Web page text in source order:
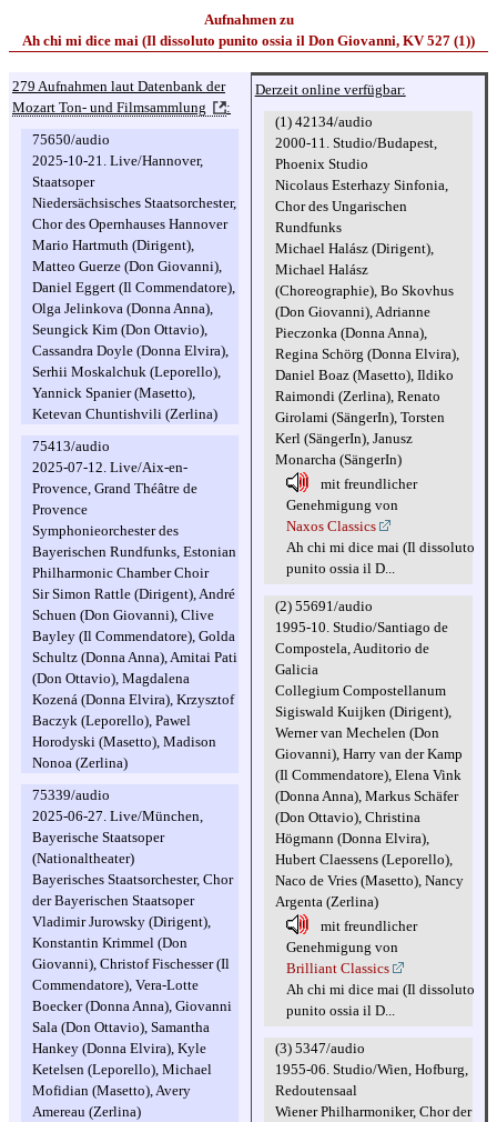
Aufnahmen zu
Ah chi mi dice mai (Il dissoluto punito ossia il Don Giovanni, KV 527 (1))
279 Aufnahmen laut Datenbank der
Mozart Ton- und Filmsammlung
:
75650/audio
2025-10-21. Live/Hannover,
Staatsoper
Niedersächsisches Staatsorchester,
Chor des Opernhauses Hannover
Mario Hartmuth (Dirigent),
Matteo Guerze (Don Giovanni),
Daniel Eggert (Il Commendatore),
Olga Jelinkova (Donna Anna),
Seungick Kim (Don Ottavio),
Cassandra Doyle (Donna Elvira),
Serhii Moskalchuk (Leporello),
Yannick Spanier (Masetto),
Ketevan Chuntishvili (Zerlina)
75413/audio
2025-07-12. Live/Aix-en-
Provence, Grand Théâtre de
Provence
Symphonieorchester des
Bayerischen Rundfunks, Estonian
Philharmonic Chamber Choir
Sir Simon Rattle (Dirigent), André
Schuen (Don Giovanni), Clive
Bayley (Il Commendatore), Golda
Schultz (Donna Anna), Amitai Pati
(Don Ottavio), Magdalena
Kozená (Donna Elvira), Krzysztof
Baczyk (Leporello), Pawel
Horodyski (Masetto), Madison
Nonoa (Zerlina)
75339/audio
2025-06-27. Live/München,
Bayerische Staatsoper
(Nationaltheater)
Bayerisches Staatsorchester, Chor
der Bayerischen Staatsoper
Vladimir Jurowsky (Dirigent),
Konstantin Krimmel (Don
Giovanni), Christof Fischesser (Il
Commendatore), Vera-Lotte
Boecker (Donna Anna), Giovanni
Sala (Don Ottavio), Samantha
Hankey (Donna Elvira), Kyle
Ketelsen (Leporello), Michael
Mofidian (Masetto), Avery
Amereau (Zerlina)
Derzeit online verfügbar:
(1) 42134/audio
2000-11. Studio/Budapest,
Phoenix Studio
Nicolaus Esterhazy Sinfonia,
Chor des Ungarischen
Rundfunks
Michael Halász (Dirigent),
Michael Halász
(Choreographie), Bo Skovhus
(Don Giovanni), Adrianne
Pieczonka (Donna Anna),
Regina Schörg (Donna Elvira),
Daniel Boaz (Masetto), Ildiko
Raimondi (Zerlina), Renato
Girolami (SängerIn), Torsten
Kerl (SängerIn), Janusz
Monarcha (SängerIn)
mit freundlicher
Genehmigung von
Naxos Classics
Ah chi mi dice mai (Il dissoluto
punito ossia il D...
(2) 55691/audio
1995-10. Studio/Santiago de
Compostela, Auditorio de
Galicia
Collegium Compostellanum
Sigiswald Kuijken (Dirigent),
Werner van Mechelen (Don
Giovanni), Harry van der Kamp
(Il Commendatore), Elena Vink
(Donna Anna), Markus Schäfer
(Don Ottavio), Christina
Högmann (Donna Elvira),
Hubert Claessens (Leporello),
Naco de Vries (Masetto), Nancy
Argenta (Zerlina)
mit freundlicher
Genehmigung von
Brilliant Classics
Ah chi mi dice mai (Il dissoluto
punito ossia il D...
(3) 5347/audio
1955-06. Studio/Wien, Hofburg,
Redoutensaal
Wiener Philharmoniker, Chor der